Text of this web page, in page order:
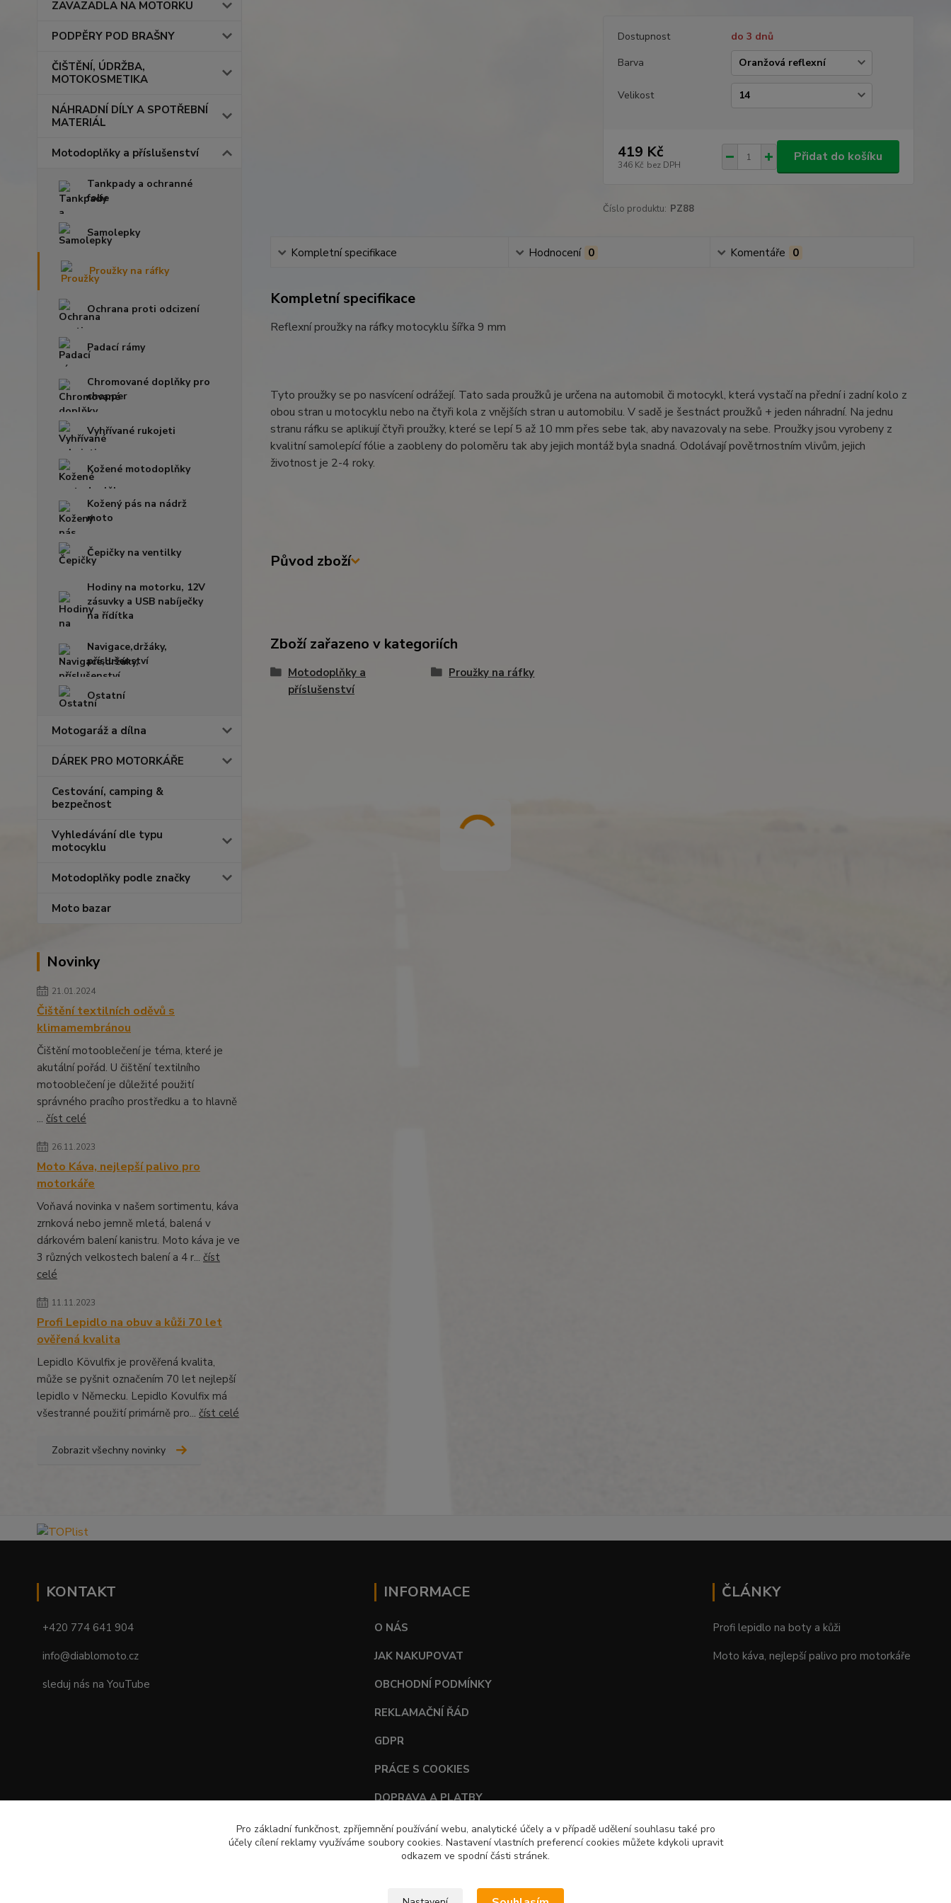
ZAVAZADLA NA MOTORKU
PODPĚRY POD BRAŠNY
ČIŠTĚNÍ, ÚDRŽBA,
MOTOKOSMETIKA
NÁHRADNÍ DÍLY A SPOTŘEBNÍ
MATERIÁL
Motodoplňky a příslušenství
Tankpady a ochranné
folie
Samolepky
Proužky na ráfky
Ochrana proti odcizení
Padací rámy
Chromované doplňky pro
chopper
Vyhřívané rukojeti
Kožené motodoplňky
Kožený pás na nádrž
moto
Čepičky na ventilky
Hodiny na motorku, 12V
zásuvky a USB nabíječky
na řídítka
Navigace,držáky,
příslušenství
Ostatní
Motogaráž a dílna
DÁREK PRO MOTORKÁŘE
Cestování, camping &
bezpečnost
Vyhledávání dle typu
motocyklu
Motodoplňky podle značky
Moto bazar
Novinky
21.01.2024
Čištění textilních oděvů s
klimamembránou
Čištění motooblečení je téma, které je
akutální pořád. U čištění textilního
motooblečení je důležité použití
správného pracího prostředku a to hlavně
... číst celé
26.11.2023
Moto Káva, nejlepší palivo pro
motorkáře
Voňavá novinka v našem sortimentu, káva
zrnková nebo jemně mletá, balená v
dárkovém balení kanistru. Moto káva je ve
3 různých velkostech balení a 4 r... číst
celé
11.11.2023
Profi Lepidlo na obuv a kůži 70 let
ověřená kvalita
Lepidlo Kövulfix je prověřená kvalita,
může se pyšnit označením 70 let nejlepší
lepidlo v Německu. Lepidlo Kovulfix má
všestranné použití primárně pro... číst celé
Zobrazit všechny novinky
Dostupnost
do 3 dnů
Barva
Velikost
419 Kč
346 Kč bez DPH
Přidat do košíku
Číslo produktu: PZ88
Kompletní specifikace Hodnocení 0 Komentáře 0
Kompletní specifikace
Reflexní proužky na ráfky motocyklu šířka 9 mm
Tyto proužky se po nasvícení odrážejí. Tato sada proužků je určena na automobil či motocykl, která vystačí na přední i zadní kolo z
obou stran u motocyklu nebo na čtyři kola z vnějších stran u automobilu. V sadě je šestnáct proužků + jeden náhradní. Na jednu
stranu ráfku se aplikují čtyři proužky, které se lepí 5 až 10 mm přes sebe tak, aby navazovaly na sebe. Proužky jsou vyrobeny z
kvalitní samolepící fólie a zaobleny do poloměru tak aby jejich montáž byla snadná. Odolávají povětrnostním vlivům, jejich
životnost je 2-4 roky.
Původ zboží
Zboží zařazeno v kategoriích
Motodoplňky a
příslušenství
Proužky na ráfky
KONTAKT
+420 774 641 904
info@diablomoto.cz
sleduj nás na YouTube
INFORMACE
O NÁS
JAK NAKUPOVAT
OBCHODNÍ PODMÍNKY
REKLAMAČNÍ ŘÁD
GDPR
PRÁCE S COOKIES
DOPRAVA A PLATBY
TABULKY VELIKOSTÍ
ČLÁNKY
Profi lepidlo na boty a kůži
Moto káva, nejlepší palivo pro motorkáře
Pro základní funkčnost, zpříjemnění používání webu, analytické účely a v případě udělení souhlasu také pro
účely cílení reklamy využíváme soubory cookies. Nastavení vlastních preferencí cookies můžete kdykoli upravit
odkazem ve spodní části stránek.